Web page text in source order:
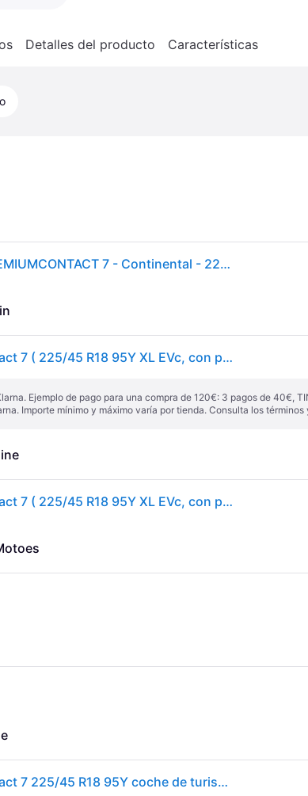
Detalles del producto Características
Neumático - Turismo - PREMIUMCONTACT 7 - Continental - 225-45-18-95-Y
Continental PremiumContact 7 ( 225/45 R18 95Y XL EVc, con protección de llanta lateral ) - negro
Ejemplo de pago para una compra de 120€: 3 pagos de 40€,
Importe mínimo y máximo varía por tienda. Consulta los
Continental PremiumContact 7 ( 225/45 R18 95Y XL EVc, con protección de llanta lateral )
Continental PremiumContact 7 225/45 R18 95Y coche de turismo Neumáticos de verano Neumáticos 0313055000